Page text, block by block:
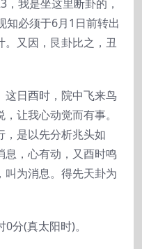
我是坐这里断卦的，
知必须于6月1日前转出
。又因，艮卦比之，丑
这日酉时，院中飞来鸟
让我心动觉而有事。
，是以先分析兆头如
息，心有动，又酉时鸣
叫为消息。得先天卦为
分(真太阳时)。